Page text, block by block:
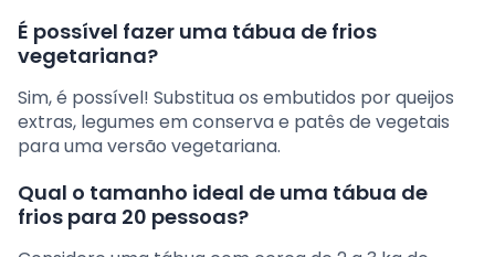
É possível fazer uma tábua de frios
vegetariana?
Sim, é possível! Substitua os embutidos por queijos
extras, legumes em conserva e patês de vegetais
para uma versão vegetariana.
Qual o tamanho ideal de uma tábua de
frios para 20 pessoas?